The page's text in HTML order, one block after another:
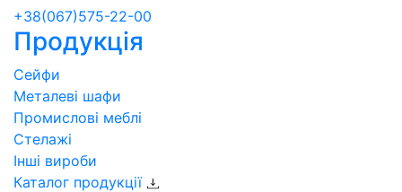
+38(067)575-22-00
Продукція
Сейфи
Металеві шафи
Промислові меблі
Стелажі
Інші вироби
Каталог продукції